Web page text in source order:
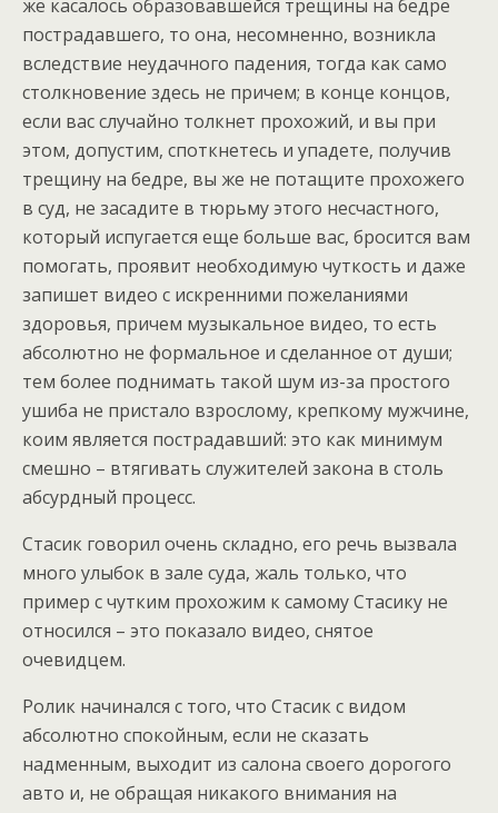
же касалось образовавшейся трещины на бедре
пострадавшего, то она, несомненно, возникла
вследствие неудачного падения, тогда как само
столкновение здесь не причем; в конце концов,
если вас случайно толкнет прохожий, и вы при
этом, допустим, споткнетесь и упадете, получив
трещину на бедре, вы же не потащите прохожего
в суд, не засадите в тюрьму этого несчастного,
который испугается еще больше вас, бросится вам
помогать, проявит необходимую чуткость и даже
запишет видео с искренними пожеланиями
здоровья, причем музыкальное видео, то есть
абсолютно не формальное и сделанное от души;
тем более поднимать такой шум из-за простого
ушиба не пристало взрослому, крепкому мужчине,
коим является пострадавший: это как минимум
смешно – втягивать служителей закона в столь
абсурдный процесс.
Стасик говорил очень складно, его речь вызвала
много улыбок в зале суда, жаль только, что
пример с чутким прохожим к самому Стасику не
относился – это показало видео, снятое
очевидцем.
Ролик начинался с того, что Стасик с видом
абсолютно спокойным, если не сказать
надменным, выходит из салона своего дорогого
авто и, не обращая никакого внимания на